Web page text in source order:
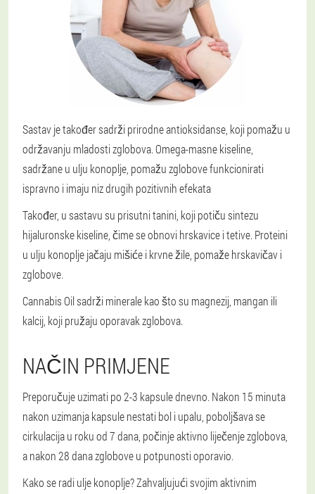
Sastav je također sadrži prirodne antioksidanse, koji pomažu u
održavanju mladosti zglobova. Omega-masne kiseline,
sadržane u ulju konoplje, pomažu zglobove funkcionirati
ispravno i imaju niz drugih pozitivnih efekata
Također, u sastavu su prisutni tanini, koji potiču sintezu
hijaluronske kiseline, čime se obnovi hrskavice i tetive. Proteini
u ulju konoplje jačaju mišiće i krvne žile, pomaže hrskavičav i
zglobove.
Cannabis Oil sadrži minerale kao što su magnezij, mangan ili
kalcij, koji pružaju oporavak zglobova.
NAČIN PRIMJENE
Preporučuje uzimati po 2-3 kapsule dnevno. Nakon 15 minuta
nakon uzimanja kapsule nestati bol i upalu, poboljšava se
cirkulacija u roku od 7 dana, počinje aktivno liječenje zglobova,
a nakon 28 dana zglobove u potpunosti oporavio.
Kako se radi ulje konoplje? Zahvaljujući svojim aktivnim